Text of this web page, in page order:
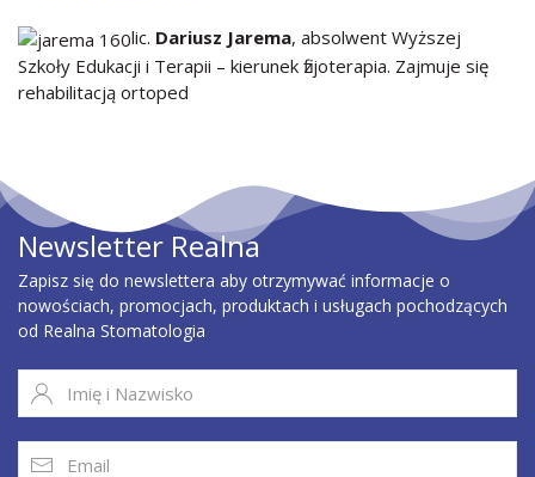
lic. Dariusz Jarema, absolwent Wyższej
Szkoły Edukacji i Terapii – kierunek fizjoterapia. Zajmuje się
rehabilitacją ortoped
Newsletter Realna
Zapisz się do newslettera aby otrzymywać informacje o
nowościach, promocjach, produktach i usługach pochodzących
od Realna Stomatologia